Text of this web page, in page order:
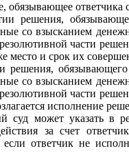
обязывающее ответчика
обязывающего
со взысканием
части
место и срок их
обязывающего
со взысканием
части
исполнение
может указать в
за счет
если ответчик не